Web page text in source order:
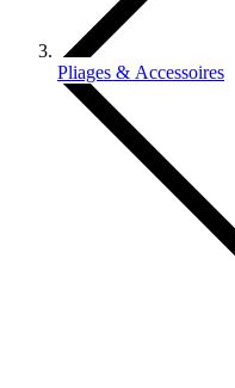
Pliages & Accessoires